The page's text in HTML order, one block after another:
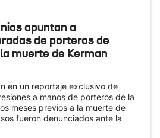
apuntan a
de porteros de
muerte de Kerman
en un reportaje exclusivo de
a manos de porteros de la
meses previos a la muerte de
fueron denunciados ante la